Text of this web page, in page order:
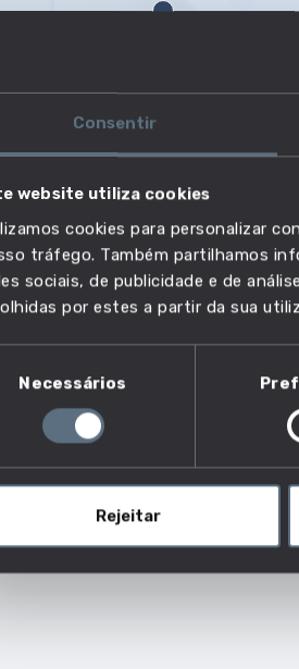
Consentir
website utiliza cookies
cookies para personalizar
tráfego. Também partilhamos
sociais, de publicidade e de
por estes a partir da sua
Necessários
Rejeitar
o emprego nesta
indica quantas pessoas estão a
ainda ter uma ideia do salário, da